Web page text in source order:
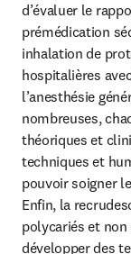
d’évaluer le
prémédication
inhalation de
hospitalières
l’anesthésie
nombreuses,
théoriques et
techniques et
pouvoir soigner
Enfin, la
polycariés et
développer des